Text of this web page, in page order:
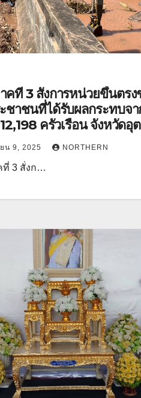
คที่ 3 สั่งการหน่วยขึ้นตรง
ชาชนที่ได้รับผลกระทบจ
ครัวเรือน จังหวัดอุ
น 9, 2025 NORTHERN
3 สั่งก…